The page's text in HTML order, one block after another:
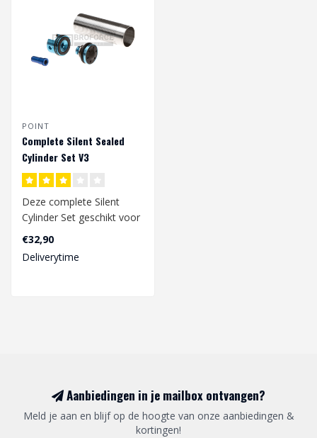
POINT
Complete Silent Sealed
Cylinder Set V3
Deze complete Silent
Cylinder Set geschikt voor
V3 gearbox bestaat uit
een Cyind..
€32,90
Deliverytime
Aanbiedingen in je mailbox ontvangen?
Meld je aan en blijf op de hoogte van onze aanbiedingen &
kortingen!